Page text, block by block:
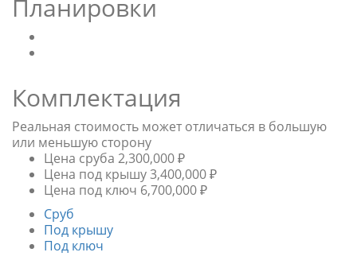
Планировки
Комплектация
Реальная стоимость может отличаться в большую
или меньшую сторону
Цена сруба 2,300,000 ₽
Цена под крышу3,400,000‬ ₽
Цена под ключ 6,700,000‬ ₽
Сруб
Под крышу
Под ключ